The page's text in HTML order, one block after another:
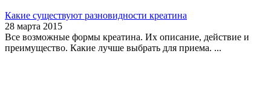
Какие существуют разновидности креатина
28 марта 2015
Все возможные формы креатина. Их описание, действие и
преимущество. Какие лучше выбрать для приема. ...